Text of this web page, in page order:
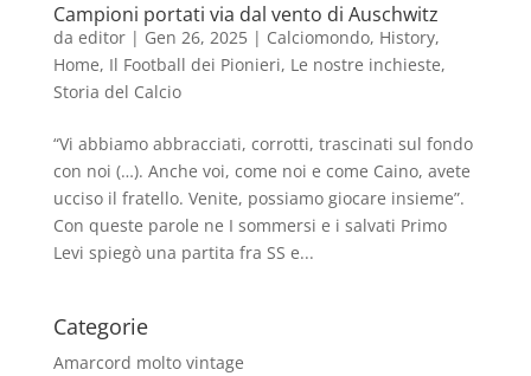
Campioni portati via dal vento di Auschwitz
da editor| Gen 26, 2025| Calciomondo, History,
Home, Il Football dei Pionieri, Le nostre inchieste,
Storia del Calcio
“Vi abbiamo abbracciati, corrotti, trascinati sul fondo
con noi (…). Anche voi, come noi e come Caino, avete
ucciso il fratello. Venite, possiamo giocare insieme”.
Con queste parole ne I sommersi e i salvati Primo
Levi spiegò una partita fra SS e...
Categorie
Amarcord molto vintage